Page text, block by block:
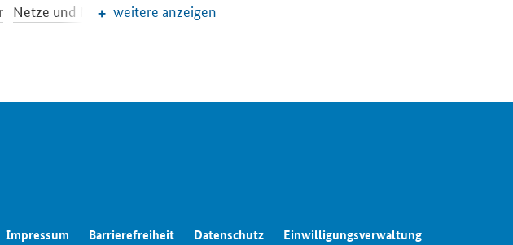
Netze und Netzausbauweitere anzeigen
Impressum Barrierefreiheit Datenschutz Einwilligungsverwaltung